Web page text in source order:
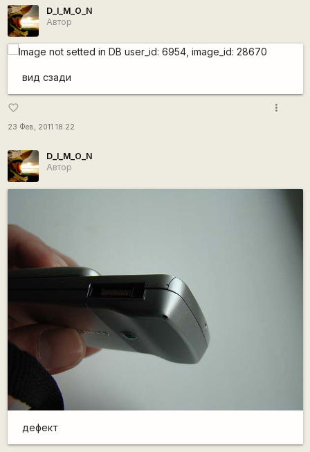
D_I_M_O_N
Автор
вид сзади
favorite_border
23 Фев, 2011 18:22
more_vert
D_I_M_O_N
Автор
дефект